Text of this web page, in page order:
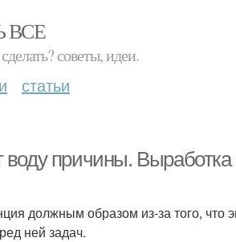
ВСЕ
советы, идеи.
статьи
воду причины.
должным образом из-за того, что
ней задач.